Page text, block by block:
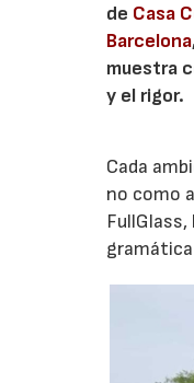
de Casa
Barcelona
muestra
y el rigor.
Cada
no como